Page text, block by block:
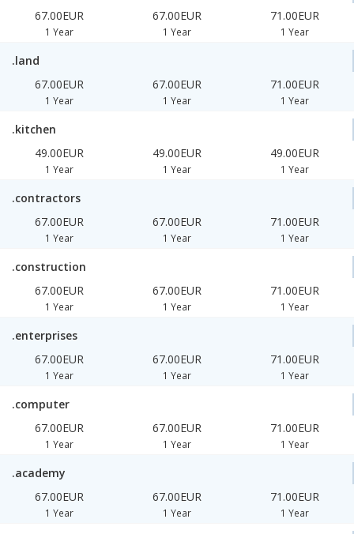
67.00EUR
1 Year
67.00EUR
1 Year
71.00EUR
1 Year
.land
67.00EUR
1 Year
67.00EUR
1 Year
71.00EUR
1 Year
.kitchen
49.00EUR
1 Year
49.00EUR
1 Year
49.00EUR
1 Year
.contractors
67.00EUR
1 Year
67.00EUR
1 Year
71.00EUR
1 Year
.construction
67.00EUR
1 Year
67.00EUR
1 Year
71.00EUR
1 Year
.enterprises
67.00EUR
1 Year
67.00EUR
1 Year
71.00EUR
1 Year
.computer
67.00EUR
1 Year
67.00EUR
1 Year
71.00EUR
1 Year
.academy
67.00EUR
1 Year
67.00EUR
1 Year
71.00EUR
1 Year